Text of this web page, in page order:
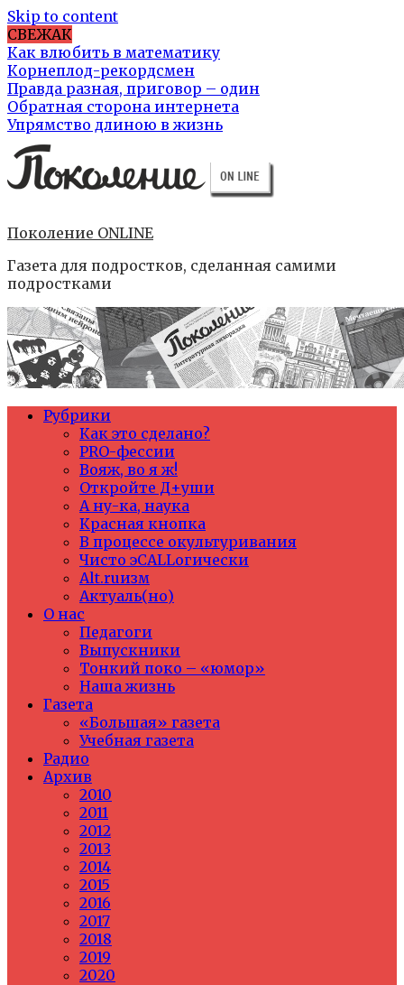
Skip to content
СВЕЖАК
Как влюбить в математику
Корнеплод-рекордсмен
Правда разная, приговор – один
Обратная сторона интернета
Упрямство длиною в жизнь
Поколение ONLINE
Газета для подростков, сделанная самими
подростками
Рубрики
Как это сделано?
PRO-фессии
Вояж, во я ж!
Откройте Д+уши
А ну-ка, наука
Красная кнопка
В процессе окультуривания
Чисто эCALLогически
Alt.ruизм
Актуаль(но)
О нас
Педагоги
Выпускники
Тонкий поко – «юмор»
Наша жизнь
Газета
«Большая» газета
Учебная газета
Радио
Архив
2010
2011
2012
2013
2014
2015
2016
2017
2018
2019
2020